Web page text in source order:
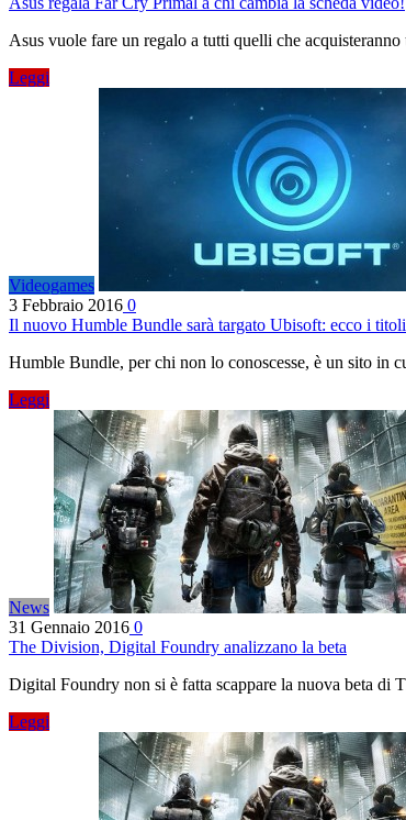
Asus vuole fare un regalo a tutti quelli che
Leggi
Videogames
3 Febbraio 2016 0
Il nuovo Humble Bundle sarà targato Ubisoft: ecco i
Humble Bundle, per chi non lo conoscesse, è un sito in
Leggi
News
31 Gennaio 2016 0
The Division, Digital Foundry analizzano la beta
Digital Foundry non si è fatta scappare la nuova beta di
Leggi